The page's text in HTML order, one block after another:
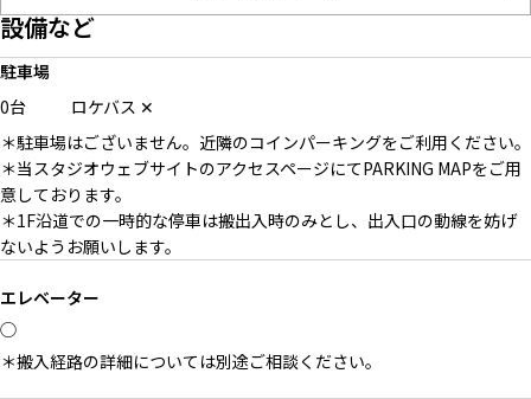
設備など
駐車場
0台
ロケバス ✕
＊駐車場はございません。近隣のコインパーキングをご利用ください。
＊当スタジオウェブサイトのアクセスページにてPARKING MAPをご用
意しております。
＊1F沿道での一時的な停車は搬出入時のみとし、出入口の動線を妨げ
ないようお願いします。
エレベーター
◯
＊搬入経路の詳細については別途ご相談ください。